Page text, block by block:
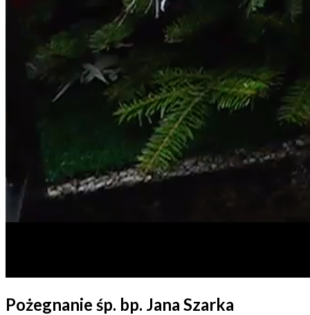
Pożegnanie śp. bp. Jana Szarka